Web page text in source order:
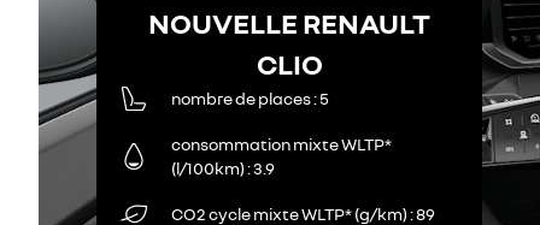
NOUVELLE RENAULT
CLIO
nombre de places 5
consommation mixte WLTP*
(l/100km) 3.9
CO2 cycle mixte WLTP* (g/km) 89